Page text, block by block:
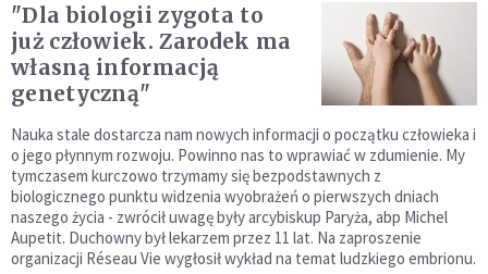
"Dla biologii zygota to
już człowiek. Zarodek ma
własną informacją
genetyczną"
Nauka stale dostarcza nam nowych informacji o początku człowieka i
o jego płynnym rozwoju. Powinno nas to wprawiać w zdumienie. My
tymczasem kurczowo trzymamy się bezpodstawnych z
biologicznego punktu widzenia wyobrażeń o pierwszych dniach
naszego życia - zwrócił uwagę były arcybiskup Paryża, abp Michel
Aupetit. Duchowny był lekarzem przez 11 lat. Na zaproszenie
organizacji Réseau Vie wygłosił wykład na temat ludzkiego embrionu.